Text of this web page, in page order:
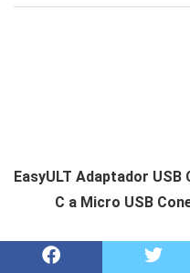
EasyULT Adaptador USB
C a Micro USB
Consultar